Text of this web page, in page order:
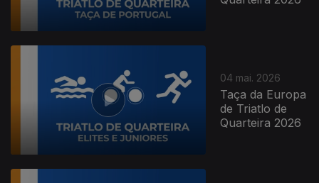
04 mai. 2026
Taça da Europa
de Triatlo de
Quarteira 2026